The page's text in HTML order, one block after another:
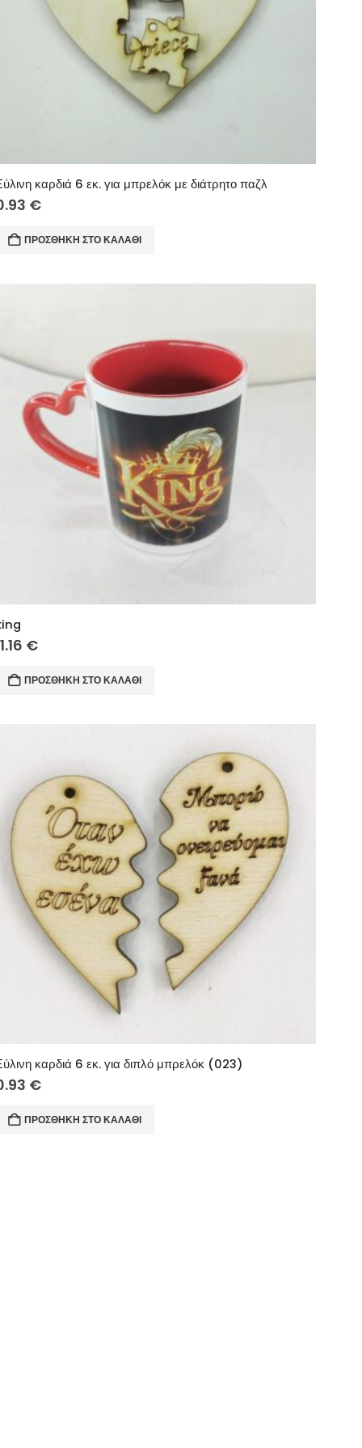
καρδιά 6 εκ. για μπρελόκ με διάτρητο παζλ
€
ΠΡΟΣΘΉΚΗ ΣΤΟ ΚΑΛΆΘΙ
€
ΠΡΟΣΘΉΚΗ ΣΤΟ ΚΑΛΆΘΙ
καρδιά 6 εκ. για διπλό μπρελόκ (023)
€
ΠΡΟΣΘΉΚΗ ΣΤΟ ΚΑΛΆΘΙ